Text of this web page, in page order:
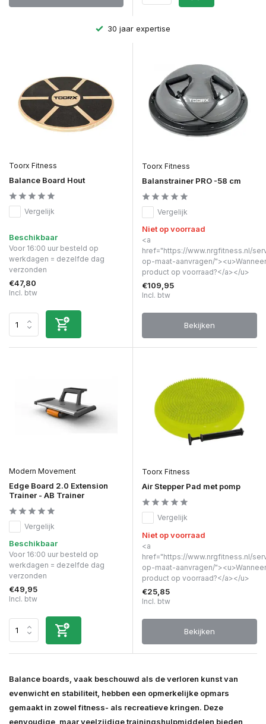
Achteraf betalen
Toorx Fitness
Balance Board Hout
Vergelijk
Beschikbaar
Voor 16:00 uur besteld op
werkdagen = dezelfde dag
verzonden
€47,80
Incl. btw
Toorx Fitness
Balanstrainer PRO -58 cm
Vergelijk
Niet op voorraad
<a
href="https://www.nrgfitness.nl/
op-maat-aanvragen/
product op voorraad?</a></u>
€109,95
Incl. btw
Bekijken
Modern Movement
Edge Board 2.0 Extension
Trainer - AB Trainer
Vergelijk
Beschikbaar
Voor 16:00 uur besteld op
werkdagen = dezelfde dag
verzonden
€49,95
Incl. btw
Toorx Fitness
Air Stepper Pad met pomp
Vergelijk
Niet op voorraad
<a
href="https://www.nrgfitness.nl/
op-maat-aanvragen/
product op voorraad?</a></u>
€25,85
Incl. btw
Bekijken
Balance boards, vaak beschouwd als de verloren kunst van
evenwicht en stabiliteit, hebben een opmerkelijke opmars
gemaakt in zowel fitness- als recreatieve kringen. Deze
eenvoudige, maar veelzijdige trainingshulpmiddelen bieden